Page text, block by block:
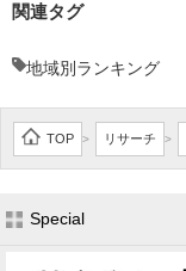
関連タグ
地域別ランキング
TOP > リサーチ >
Special